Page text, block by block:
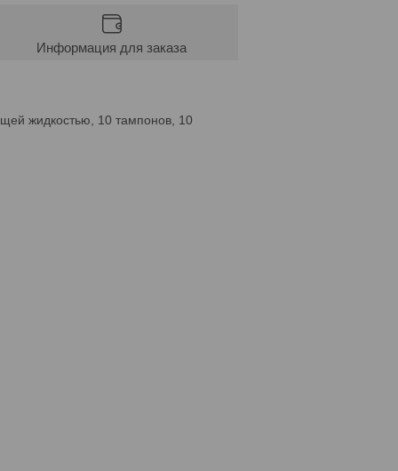
Информация для заказа
жидкостью, 10 тампонов, 10